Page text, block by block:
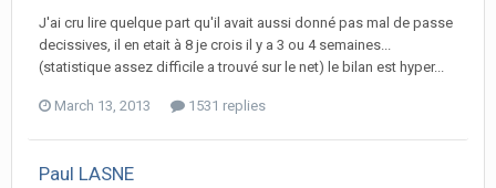
J'ai cru lire quelque part qu'il avait aussi donné pas mal de passe
decissives, il en etait à 8 je crois il y a 3 ou 4 semaines...
(statistique assez difficile a trouvé sur le net) le bilan est hyper...
March 13, 2013 1531 replies
Paul LASNE